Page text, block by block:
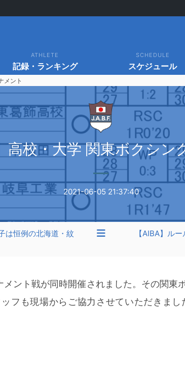
ATHLETE
記録・ランキング
SCHEDULE
スケジュール
メント
高校・大学 関東ボクシン
2021-06-05 21:37:40
は恒例の北海道・紋
【AIBA】ル
ント戦が同時開催されました。その関東
フも現場からご協力させていただきま